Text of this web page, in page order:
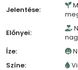
Jelentése:
Előnyei:
Íze:
Színe: